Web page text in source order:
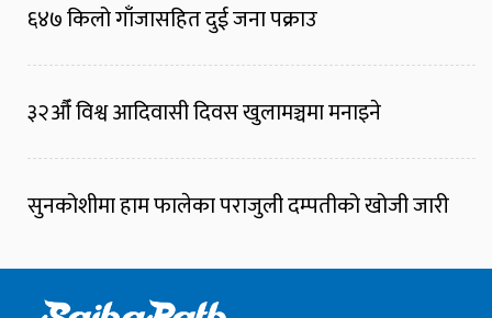
६४७ किलो गाँजासहित दुई जना पक्राउ
३२औँ विश्व आदिवासी दिवस खुलामञ्चमा मनाइने
सुनकोशीमा हाम फालेका पराजुली दम्पतीको खोजी जारी